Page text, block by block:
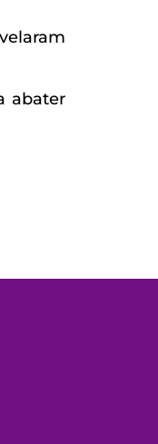
abater